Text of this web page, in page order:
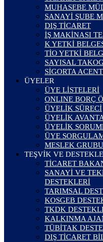
MUHASEBE
SANAYİ ŞUBE
DIŞ TİCARET
İŞ MAKİNASI
K YETKİ
TİO YETKİ
SAYISAL
SİGORTA
ÜYELER
ÜYE LİSTELERİ
ONLINE BORÇ
ÜYELİK SÜRECİ
ÜYELİK
ÜYELİK
ÜYE
MESLEK
TEŞVİK VE
TİCARET
SANAYİ VE
DESTEKLERİ
TARIMSAL
KOSGEB
TKDK
KALKINMA
TÜBİTAK
DIŞ TİCARET